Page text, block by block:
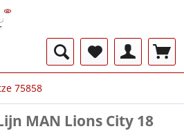
75858
MAN Lions City 18